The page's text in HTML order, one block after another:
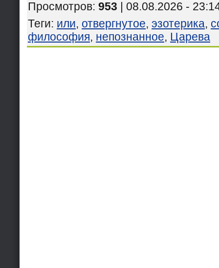
Просмотров: 953 | 08.08.2026 -
Теги: или, отвергнутое, эзотерика,
философия, непознанное, Царева